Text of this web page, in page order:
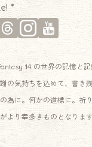
*
14 の世界の記憶と記
の気持ちを込めて、書き残
為に。何かの道標に。祈り
より幸多きものとなります